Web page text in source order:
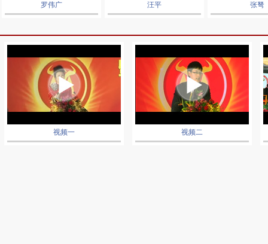
罗伟广 汪平 张弩
视频一 视频二